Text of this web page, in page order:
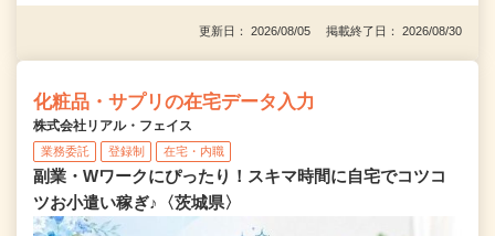
更新日： 2026/08/05 掲載終了日： 2026/08/30
化粧品・サプリの在宅データ入力
株式会社リアル・フェイス
業務委託 登録制 在宅・内職
副業・Wワークにぴったり！スキマ時間に自宅でコツコ
ツお小遣い稼ぎ♪〈茨城県〉